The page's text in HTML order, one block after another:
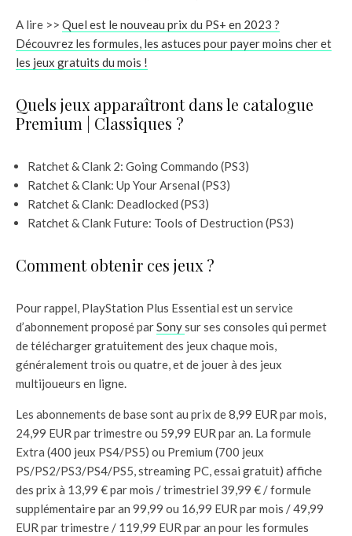
A lire >> Quel est le nouveau prix du PS+ en 2023 ?
Découvrez les formules, les astuces pour payer moins cher et
les jeux gratuits du mois !
Quels jeux apparaîtront dans le catalogue
Premium | Classiques ?
Ratchet & Clank 2: Going Commando (PS3)
Ratchet & Clank: Up Your Arsenal (PS3)
Ratchet & Clank: Deadlocked (PS3)
Ratchet & Clank Future: Tools of Destruction (PS3)
Comment obtenir ces jeux ?
Pour rappel, PlayStation Plus Essential est un service
d’abonnement proposé parSonysur ses consoles qui permet
de télécharger gratuitement des jeux chaque mois,
généralement trois ou quatre, et de jouer à des jeux
multijoueurs en ligne.
Les abonnements de base sont au prix de 8,99 EUR par mois,
24,99 EUR par trimestre ou 59,99 EUR par an. La formule
Extra (400 jeux PS4/PS5) ou Premium (700 jeux
PS/PS2/PS3/PS4/PS5, streaming PC, essai gratuit) affiche
des prix à 13,99 € par mois / trimestriel 39,99 € / formule
supplémentaire par an 99,99 ou 16,99 EUR par mois / 49,99
EUR par trimestre / 119,99 EUR par an pour les formules